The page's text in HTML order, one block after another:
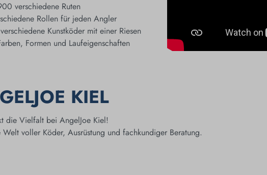
verschiedene Ruten
Rollen für jeden Angler
Kunstköder mit einer Riesen
Formen und Laufeigenschaften
KIEL
die Vielfalt bei AngelJoe Kiel!
Welt voller Köder, Ausrüstung und fachkundiger Beratung.